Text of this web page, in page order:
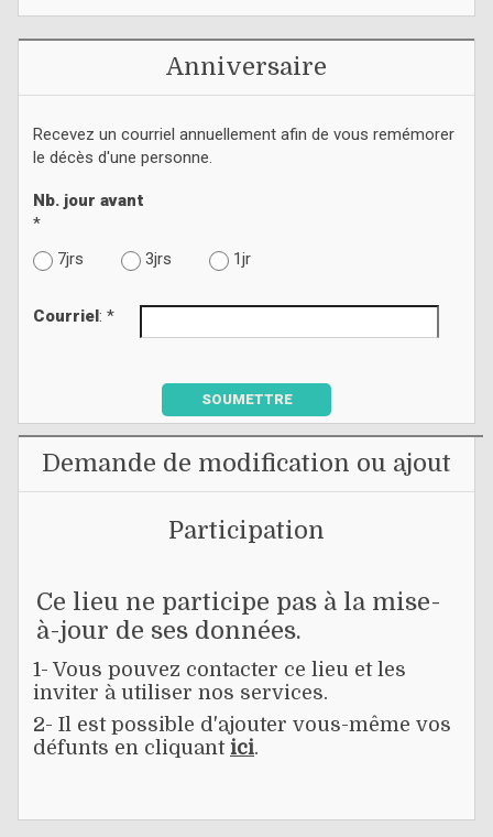
Anniversaire
Recevez un courriel annuellement afin de vous remémorer
le décès d'une personne.
Nb. jour avant
*
7jrs
3jrs 1jr
Courriel : *
SOUMETTRE
Demande de modification ou ajout
Participation
Ce lieu ne participe pas à la mise-
à-jour de ses données.
1- Vous pouvez contacter ce lieu et les
inviter à utiliser nos services.
2- Il est possible d'ajouter vous-même vos
défunts en cliquant ici.